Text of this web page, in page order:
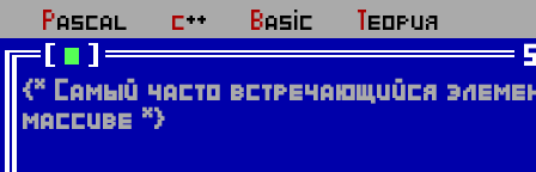
Pascal c++ Basic
Теория
{* Cамый часто встречающийся
массиве *}